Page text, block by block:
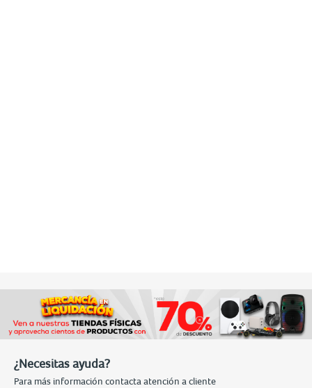
¿Necesitas ayuda?
Para más información contacta atención a cliente